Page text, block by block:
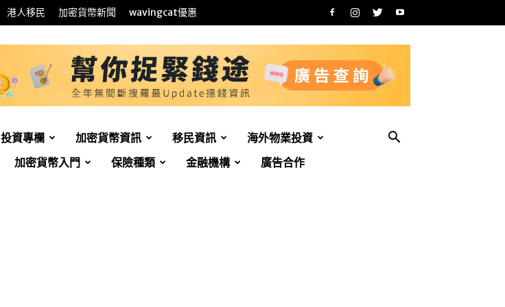
港人移民 加密貨幣新聞 wavingcat優惠
投資專欄 加密貨幣資訊 移民資訊
海外物業投資
加密貨幣入門 保險種類 金融機構 廣告合作